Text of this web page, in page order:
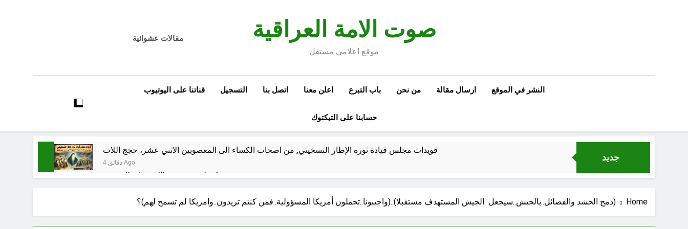
صوت الامة العراقية
موقع اعلامي مستقل
مقالات عشوائية
النشر في الموقع ارسال مقالة من نحن باب التبرع اعلن معنا اتصل بنا التسجيل قناتنا على اليوتيوب
حسابنا على التيكتوك
جديد
قويدات مجلس قيادة ثورة الإطار التسخيتي, من اصحاب الكساء الى المعصوبين الاثني عشر، حجج اللات
4 دقائق Ago
مجلس حسيني (الاستجابة للنصيحة)
الكاتبان باقر الزبيدي ورياض سعد يحذران من الجولاني (ح 2) (فاذا سجدوا فليكونوا من ورائكم)
من كان المستفيد الأكبر من الغزو العراقي للكويت؟ الإنسان العراقي بين ضياع الهوية الوطنية وجدلية بناء الدولة
Home (دمج الحشد والفصائل..بالجيش..سيجعل الجيش المستهدف مستقبلا)..(واجيبونا..تحملون أمريكا المسؤولية..فمن كنتم تريدون..وامريكا لم تسمح لهم)؟